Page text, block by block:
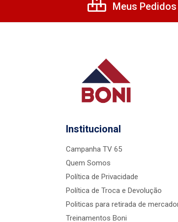
Meus Pedidos
Institucional
Campanha TV 65
Quem Somos
Política de Privacidade
Política de Troca e Devolução
Politicas para retirada de
Treinamentos Boni